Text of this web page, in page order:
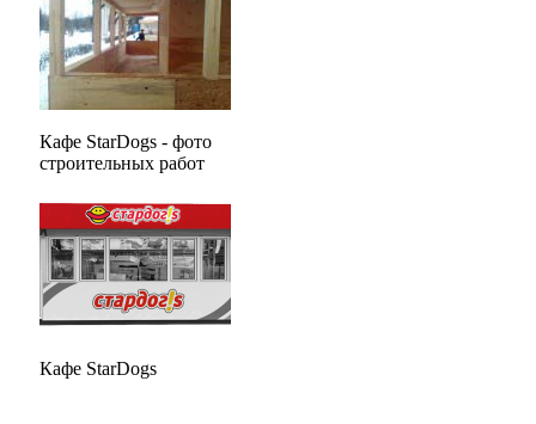
Кафе StarDogs - фото
строительных работ
Кафе StarDogs